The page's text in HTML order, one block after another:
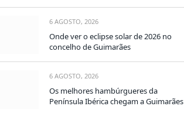
6 AGOSTO, 2026
Onde ver o eclipse solar de 2026 no
concelho de Guimarães
6 AGOSTO, 2026
Os melhores hambúrgueres da
Península Ibérica chegam a Guimarães